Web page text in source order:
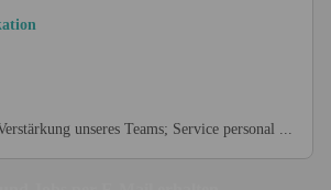
unseres Teams; Service personal ...